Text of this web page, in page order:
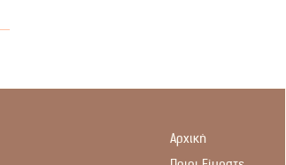
Αρχική